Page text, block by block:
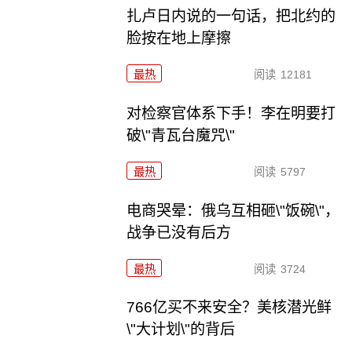
扎卢日内说的一句话，把北约的
脸按在地上摩擦
最热 阅读 12181
对检察官体系下手！李在明要打
破\"青瓦台魔咒\"
最热 阅读 5797
电商哭晕：俄乌互相砸\"饭碗\"，
战争已没有后方
最热 阅读 3724
766亿买不来安全？美核潜光鲜
\"大计划\"的背后